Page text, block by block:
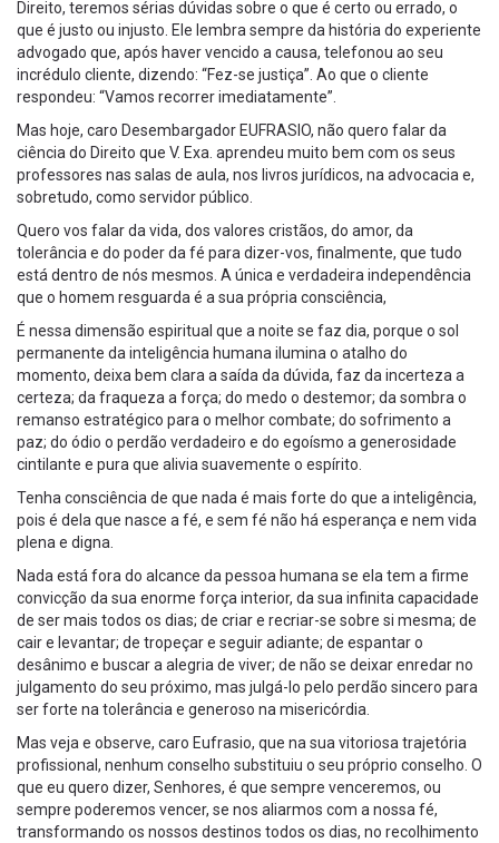
Direito, teremos sérias dúvidas sobre o que é certo ou errado, o
que é justo ou injusto. Ele lembra sempre da história do experiente
advogado que, após haver vencido a causa, telefonou ao seu
incrédulo cliente, dizendo: “Fez-se justiça”. Ao que o cliente
respondeu: “Vamos recorrer imediatamente”.
Mas hoje, caro Desembargador EUFRASIO, não quero falar da
ciência do Direito que V. Exa. aprendeu muito bem com os seus
professores nas salas de aula, nos livros jurídicos, na advocacia e,
sobretudo, como servidor público.
Quero vos falar da vida, dos valores cristãos, do amor, da
tolerância e do poder da fé para dizer-vos, finalmente, que tudo
está dentro de nós mesmos. A única e verdadeira independência
que o homem resguarda é a sua própria consciência,
É nessa dimensão espiritual que a noite se faz dia, porque o sol
permanente da inteligência humana ilumina o atalho do
momento, deixa bem clara a saída da dúvida, faz da incerteza a
certeza; da fraqueza a força; do medo o destemor; da sombra o
remanso estratégico para o melhor combate; do sofrimento a
paz; do ódio o perdão verdadeiro e do egoísmo a generosidade
cintilante e pura que alivia suavemente o espírito.
Tenha consciência de que nada é mais forte do que a inteligência,
pois é dela que nasce a fé, e sem fé não há esperança e nem vida
plena e digna.
Nada está fora do alcance da pessoa humana se ela tem a firme
convicção da sua enorme força interior, da sua infinita capacidade
de ser mais todos os dias; de criar e recriar-se sobre si mesma; de
cair e levantar; de tropeçar e seguir adiante; de espantar o
desânimo e buscar a alegria de viver; de não se deixar enredar no
julgamento do seu próximo, mas julgá-lo pelo perdão sincero para
ser forte na tolerância e generoso na misericórdia.
Mas veja e observe, caro Eufrasio, que na sua vitoriosa trajetória
profissional, nenhum conselho substituiu o seu próprio conselho. O
que eu quero dizer, Senhores, é que sempre venceremos, ou
sempre poderemos vencer, se nos aliarmos com a nossa fé,
transformando os nossos destinos todos os dias, no recolhimento